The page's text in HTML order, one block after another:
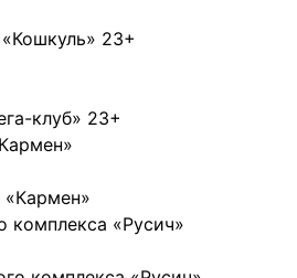
комплекса «Русич»